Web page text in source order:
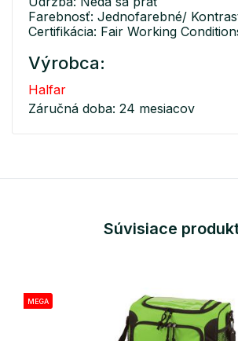
Farebnosť: Jednofarebné/
Certifikácia: Fair Working
Výrobca:
Halfar
Záručná doba: 24 mesiacov
Súvisiace
MEGA